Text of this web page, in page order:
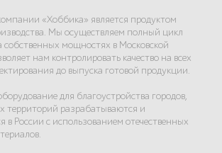
«Хоббика» является продуктом
Мы осуществляем полный цикл
собственных мощностях в Московской
нам контролировать качество на всех
до выпуска готовой продукции.
для благоустройства городов,
территорий разрабатываются и
в России с использованием отечественных